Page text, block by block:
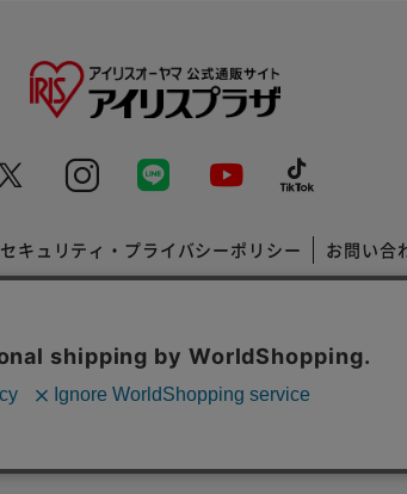
セキュリティ・プライバシーポリシー お問い合